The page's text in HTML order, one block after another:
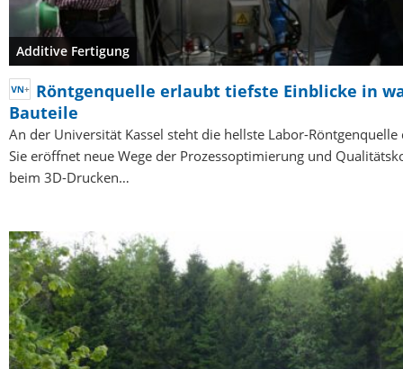
Additive Fertigung
Röntgenquelle erlaubt tiefste Einblicke in
Bauteile
An der Universität Kassel steht die hellste Labor-Röntgenquelle
Sie eröffnet neue Wege der Prozessoptimierung und
beim 3D-Drucken…